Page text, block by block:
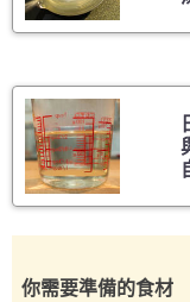
你需要準備的食材